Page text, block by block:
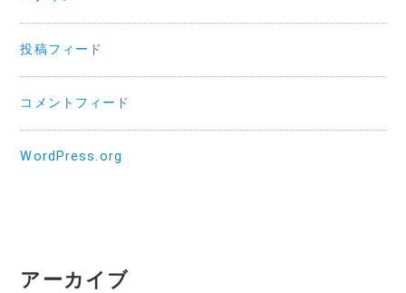
投稿フィード
コメントフィード
WordPress.org
アーカイブ